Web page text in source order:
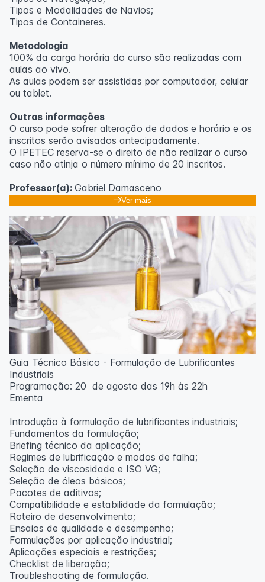
Outras informações
inscritos serão avisados ​​antecipadamente.
O IPETEC reserva-se o direito de não realizar o curso
caso não atinja o número mínimo de 20 inscritos.
Professora:
Tipos e Modalidades de Navios;
Tipos de Containeres.
Metodologia
100% da carga horária do curso são realizadas com
aulas ao vivo.
As aulas podem ser assistidas por computador, celular
ou tablet.
Outras informações
O curso pode sofrer alteração de dados e horário e os
inscritos serão avisados ​​antecipadamente.
O IPETEC reserva-se o direito de não realizar o curso
caso não atinja o número mínimo de 20 inscritos.
Professor(a): Gabriel Damasceno
Ver mais
Guia Técnico Básico - Formulação de Lubrificantes
Industriais
Programação: 20 de agosto das 19h às 22h
Ementa
Introdução à formulação de lubrificantes industriais;
Fundamentos da formulação;
Briefing técnico da aplicação;
Regimes de lubrificação e modos de falha;
Seleção de viscosidade e ISO VG;
Seleção de óleos básicos;
Pacotes de aditivos;
Compatibilidade e estabilidade da formulação;
Roteiro de desenvolvimento;
Ensaios de qualidade e desempenho;
Formulações por aplicação industrial;
Aplicações especiais e restrições;
Checklist de liberação;
Troubleshooting de formulação.